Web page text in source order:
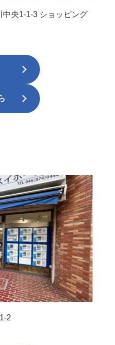
央1-1-3 ショッピング
2